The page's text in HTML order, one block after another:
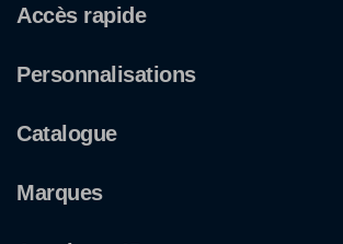
Accès rapide
Personnalisations
Catalogue
Marques